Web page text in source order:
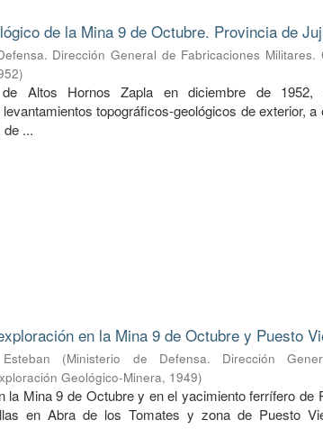
de la Mina 9 de Octubre. Provincia de
Dirección General de Fabricaciones Militares.
)
Altos Hornos Zapla en diciembre de 1952,
topográficos-geológicos de exterior, a
de ...
en la Mina 9 de Octubre y Puesto
(Ministerio de Defensa. Dirección
Geológico-Minera, 1949)
la Mina 9 de Octubre y en el yacimiento ferrífero de
en Abra de los Tomates y zona de Puesto